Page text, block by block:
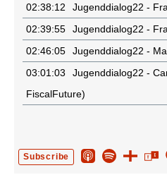
02:38:12
Jugenddialog22 -
02:39:55
Jugenddialog22 -
02:46:05
Jugenddialog22 -
03:01:03
Jugenddialog22 -
FiscalFuture)
ja bestrafen und ich
Subscribe